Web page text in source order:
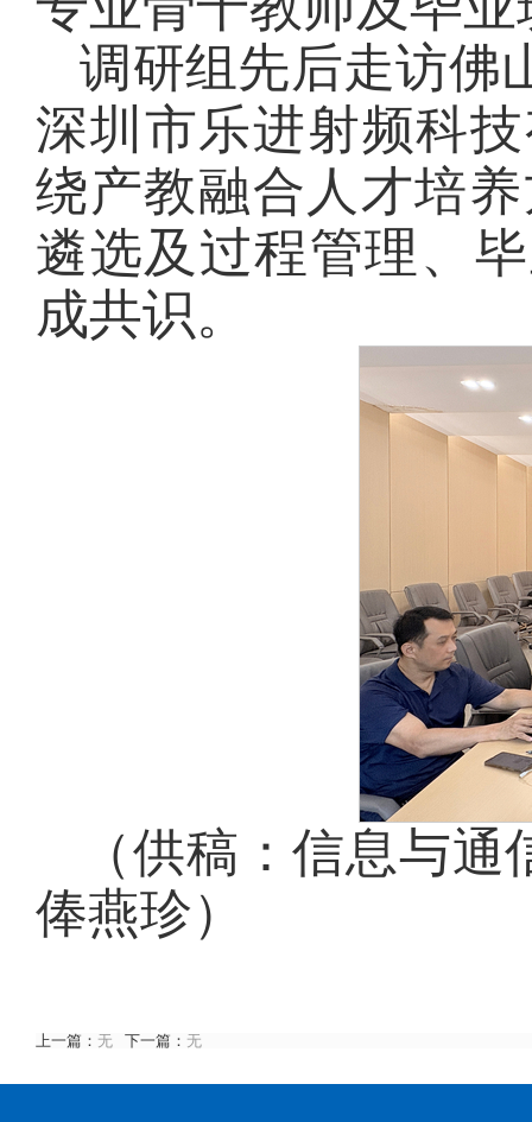
调研组先后走访佛
深圳市乐进射频科
绕产教融合人才培
遴选及过程管理、
成共识。
（供稿：信息与
俸燕珍）
上一篇： 无 下一篇： 无